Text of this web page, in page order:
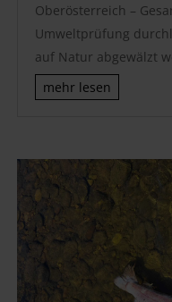
Oberösterreich –
Umweltprüfung
auf Natur abgewälzt
mehr lesen